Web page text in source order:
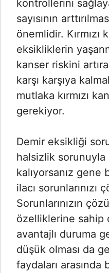
kontrollerini
sayısının
önemlidir. Kırmızı
eksikliklerin
kanser riskini
karşı karşıya
mutlaka kırmızı
gerekiyor.
Demir eksikliği
halsizlik sorunuyla
kalıyorsanız
ilacı sorunlarınızı
Sorunlarınızın
özelliklerine sahip
avantajlı duruma
düşük olması da
faydaları